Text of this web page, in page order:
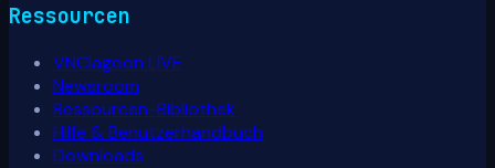
Ressourcen
VNClagoon LIVE
Newsroom
Ressourcen-Bibliothek
Hilfe & Benutzerhandbuch
Downloads